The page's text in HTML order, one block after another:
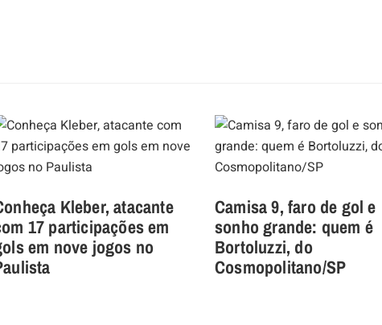
Kleber, atacante
17 participações em
em nove jogos no
Camisa 9, faro de gol e
sonho grande: quem é
Bortoluzzi, do
Cosmopolitano/SP